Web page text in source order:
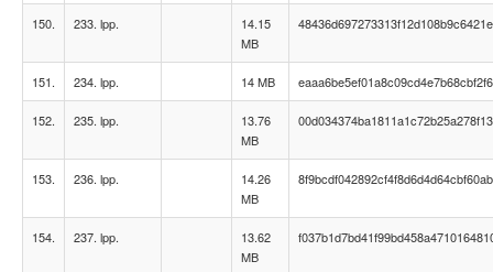
150. 233. lpp.
14.15
MB
151. 234. lpp. 14 MB
152. 235. lpp.
13.76
MB
153. 236. lpp.
14.26
MB
8f9bcdf042892cf4f8d6d4d64cbf60ab
154. 237. lpp.
13.62
MB